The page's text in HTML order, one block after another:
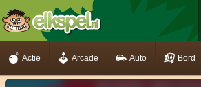
Actie Arcade Auto Bord